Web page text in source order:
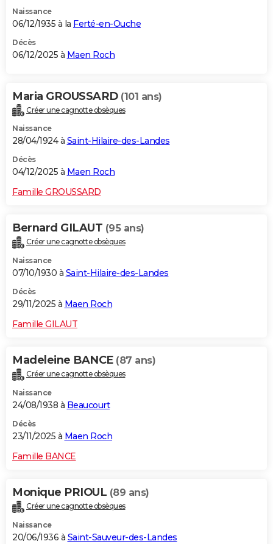
Naissance
06/12/1935 à la Ferté-en-Ouche
Décès
06/12/2025 à Maen Roch
Maria GROUSSARD (101 ans)
Créer une cagnotte obsèques
Naissance
28/04/1924 à Saint-Hilaire-des-Landes
Décès
04/12/2025 à Maen Roch
Famille GROUSSARD
Bernard GILAUT (95 ans)
Créer une cagnotte obsèques
Naissance
07/10/1930 à Saint-Hilaire-des-Landes
Décès
29/11/2025 à Maen Roch
Famille GILAUT
Madeleine BANCE (87 ans)
Créer une cagnotte obsèques
Naissance
24/08/1938 à Beaucourt
Décès
23/11/2025 à Maen Roch
Famille BANCE
Monique PRIOUL (89 ans)
Créer une cagnotte obsèques
Naissance
20/06/1936 à Saint-Sauveur-des-Landes